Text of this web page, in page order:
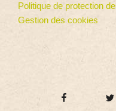
Politique de protection
Gestion des cookies